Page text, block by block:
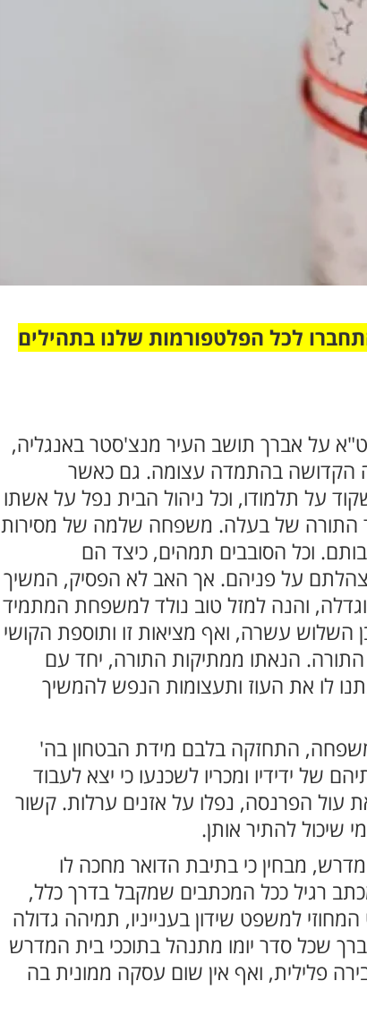
לכל הפלטפורמות שלנו בתהילים
על אברך תושב העיר מנצ'סטר באנגליה,
הקדושה בהתמדה עצומה. גם כאשר
על תלמודו, וכל ניהול הבית נפל על אשתו
התורה של בעלה. משפחה שלמה של מסירות
וכל הסובבים תמהים, כיצד הם
על פניהם. אך האב לא הפסיק, המשיך
והנה למזל טוב נולד למשפחת המתמיד
עשרה, ואף מציאות זו ותוספת הקושי
הנאתו ממתיקות התורה, יחד עם
לו את העוז ותעצומות הנפש להמשיך
התחזקה בלבם מידת הבטחון בה'
של ידידיו ומכריו לשכנעו כי יצא לעבוד
עול הפרנסה, נפלו על אזנים ערלות. קשור
שיכול להתיר אותן.
מבחין כי בתיבת הדואר מחכה לו
רגיל ככל המכתבים שמקבל בדרך כלל,
למשפט שידון בענייניו, תמיהה גדולה
שכל סדר יומו מתנהל בתוככי בית המדרש
פלילית, ואף אין שום עסקה ממונית בה